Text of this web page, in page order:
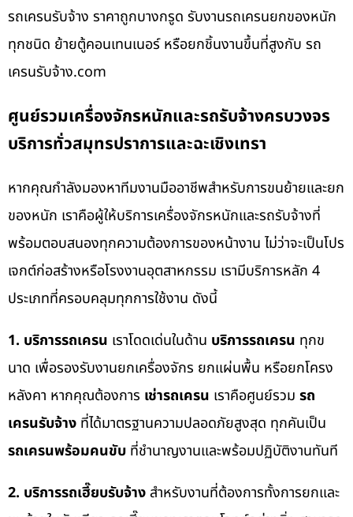
รถเครนรับจ้าง ราคาถูกบางกรูด รับงานรถเครนยกของหนัก
ทุกชนิด ย้ายตู้คอนเทนเนอร์ หรือยกชิ้นงานขึ้นที่สูงกับ รถ
เครนรับจ้าง.com
ศูนย์รวมเครื่องจักรหนักและรถรับจ้างครบวงจร
บริการทั่วสมุทรปราการและฉะเชิงเทรา
หากคุณกำลังมองหาทีมงานมืออาชีพสำหรับการขนย้ายและยก
ของหนัก เราคือผู้ให้บริการเครื่องจักรหนักและรถรับจ้างที่
พร้อมตอบสนองทุกความต้องการของหน้างาน ไม่ว่าจะเป็นโปร
เจกต์ก่อสร้างหรือโรงงานอุตสาหกรรม เรามีบริการหลัก 4
ประเภทที่ครอบคลุมทุกการใช้งาน ดังนี้
1. บริการรถเครน เราโดดเด่นในด้าน บริการรถเครน ทุกข
นาด เพื่อรองรับงานยกเครื่องจักร ยกแผ่นพื้น หรือยกโครง
หลังคา หากคุณต้องการ เช่ารถเครน เราคือศูนย์รวม รถ
เครนรับจ้าง ที่ได้มาตรฐานความปลอดภัยสูงสุด ทุกคันเป็น
รถเครนพร้อมคนขับ ที่ชำนาญงานและพร้อมปฏิบัติงานทันที
2. บริการรถเฮี๊ยบรับจ้าง สำหรับงานที่ต้องการทั้งการยกและ